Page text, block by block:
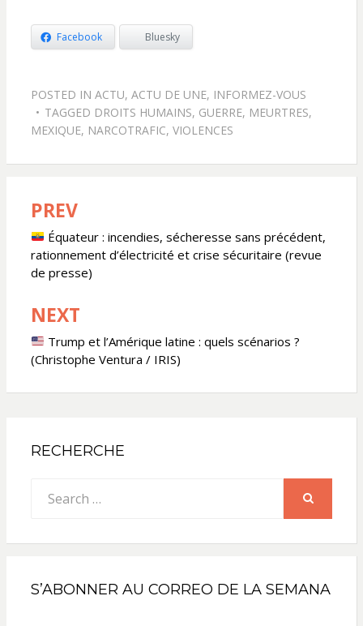
Facebook Bluesky
POSTED IN ACTU, ACTU DE UNE, INFORMEZ-VOUS
TAGGED DROITS HUMAINS, GUERRE, MEURTRES,
MEXIQUE, NARCOTRAFIC, VIOLENCES
Navigation
de
l’article
PREV
Équateur : incendies, sécheresse sans précédent,
rationnement d’électricité et crise sécuritaire (revue
de presse)
NEXT
Trump et l’Amérique latine : quels scénarios ?
(Christophe Ventura / IRIS)
RECHERCHE
for:
S’ABONNER AU CORREO DE LA SEMANA